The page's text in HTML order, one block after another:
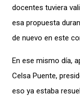
docentes tuviera
esa propuesta
de nuevo en este
En ese mismo día,
Celsa Puente,
eso ya estaba